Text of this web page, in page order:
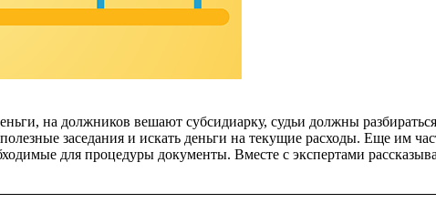
на должников вешают субсидиарку, судьи должны
заседания и искать деньги на текущие расходы. Еще им
для процедуры документы. Вместе с экспертами